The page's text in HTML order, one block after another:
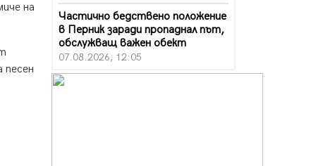
на
Частично бедствено положение
в Перник заради пропаднал път,
обслужващ важен обект
07.08.2026, 12:05
Да отговорим на жегите с филм